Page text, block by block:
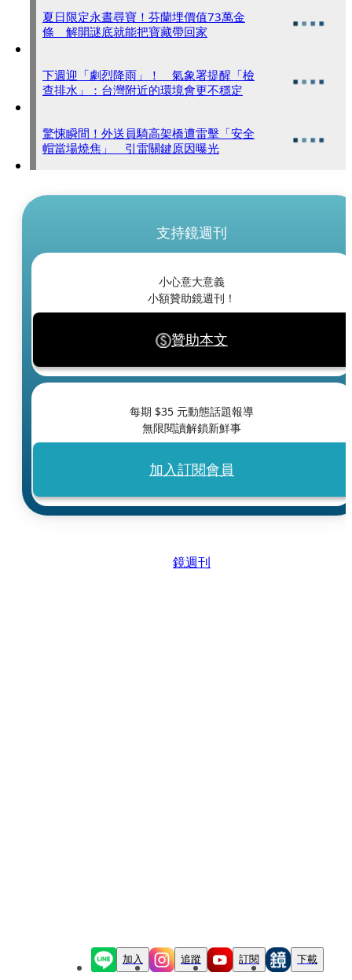
夏日限定永晝尋寶！芬蘭埋價值73萬金
條 解開謎底就能把寶藏帶回家
下週迎「劇烈降雨」！ 氣象署提醒「檢
查排水」：台灣附近的環境會更不穩定
驚悚瞬間！外送員騎高架橋遭雷擊「安全
帽當場燒焦」 引雷關鍵原因曝光
支持鏡週刊
小心意大意義
小額贊助鏡週刊！
贊助本文
每期 $35 元動態話題報導
無限閱讀解鎖新鮮事
加入訂閱會員
鏡週刊
加入 追蹤 訂閱 下載